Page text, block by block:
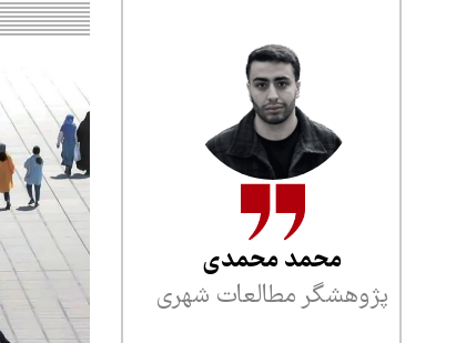
محمد محمدی
پژوهشگر مطالعات شهری